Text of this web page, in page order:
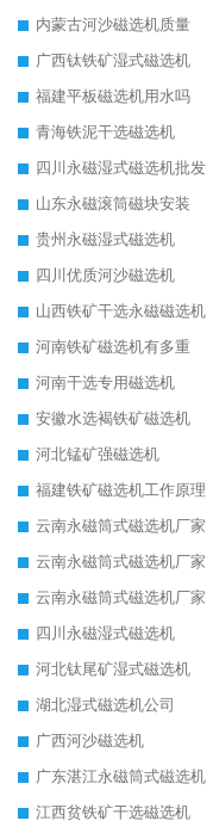
内蒙古河沙磁选机质量
广西钛铁矿湿式磁选机
福建平板磁选机用水吗
青海铁泥干选磁选机
四川永磁湿式磁选机批发
山东永磁滚筒磁块安装
贵州永磁湿式磁选机
四川优质河沙磁选机
山西铁矿干选永磁磁选机
河南铁矿磁选机有多重
河南干选专用磁选机
安徽水选褐铁矿磁选机
河北锰矿强磁选机
福建铁矿磁选机工作原理
云南永磁筒式磁选机厂家
云南永磁筒式磁选机厂家
云南永磁筒式磁选机厂家
四川永磁湿式磁选机
河北钛尾矿湿式磁选机
湖北湿式磁选机公司
广西河沙磁选机
广东湛江永磁筒式磁选机
江西贫铁矿干选磁选机